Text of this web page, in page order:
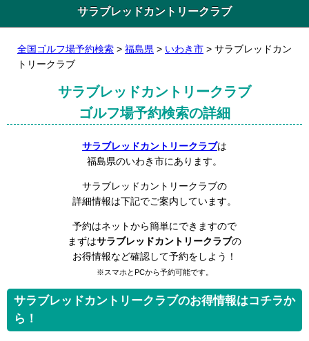
サラブレッドカントリークラブ
全国ゴルフ場予約検索 > 福島県 > いわき市 > サラブレッドカン
トリークラブ
サラブレッドカントリークラブ
ゴルフ場予約検索の詳細
サラブレッドカントリークラブは
福島県のいわき市にあります。
サラブレッドカントリークラブの
詳細情報は下記でご案内しています。
予約はネットから簡単にできますので
まずはサラブレッドカントリークラブの
お得情報など確認して予約をしよう！
※スマホとPCから予約可能です。
サラブレッドカントリークラブのお得情報はコチラか
ら！